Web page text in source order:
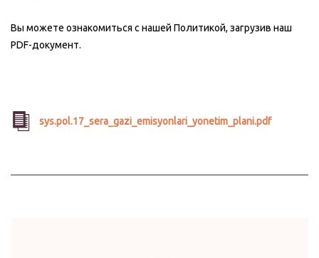
Вы можете ознакомиться с нашей Политикой, загрузив наш
PDF-документ.
sys.pol.17_sera_gazi_emisyonlari_yonetim_plani.pdf